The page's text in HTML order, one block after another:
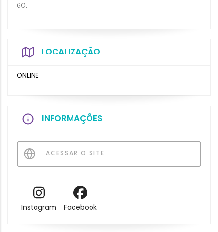
60.
LOCALIZAÇÃO
ONLINE
INFORMAÇÕES
ACESSAR O SITE
Instagram Facebook